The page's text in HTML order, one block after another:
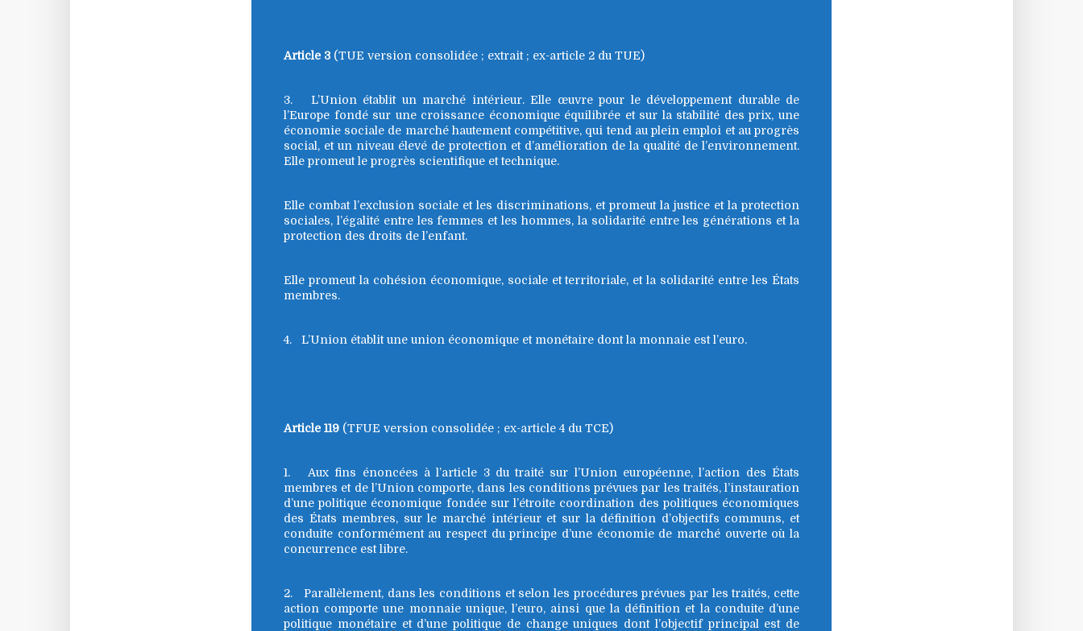
Article 3 (TUE version consolidée ; extrait ; ex-article 2 du TUE)
3. L’Union établit un marché intérieur. Elle œuvre pour le développement durable de
l’Europe fondé sur une croissance économique équilibrée et sur la stabilité des prix, une
économie sociale de marché hautement compétitive, qui tend au plein emploi et au progrès
social, et un niveau élevé de protection et d’amélioration de la qualité de l’environnement.
Elle promeut le progrès scientifique et technique.
Elle combat l’exclusion sociale et les discriminations, et promeut la justice et la protection
sociales, l’égalité entre les femmes et les hommes, la solidarité entre les générations et la
protection des droits de l’enfant.
Elle promeut la cohésion économique, sociale et territoriale, et la solidarité entre les États
membres.
4. L’Union établit une union économique et monétaire dont la monnaie est l’euro.
Article 119 (TFUE version consolidée ; ex-article 4 du TCE)
1. Aux fins énoncées à l’article 3 du traité sur l’Union européenne, l’action des États
membres et de l’Union comporte, dans les conditions prévues par les traités, l’instauration
d’une politique économique fondée sur l’étroite coordination des politiques économiques
des États membres, sur le marché intérieur et sur la définition d’objectifs communs, et
conduite conformément au respect du principe d’une économie de marché ouverte où la
concurrence est libre.
2. Parallèlement, dans les conditions et selon les procédures prévues par les traités, cette
action comporte une monnaie unique, l’euro, ainsi que la définition et la conduite d’une
politique monétaire et d’une politique de change uniques dont l’objectif principal est de